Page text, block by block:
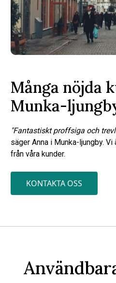
Många nöjda
Munka-
"Fantastiskt proffsiga och
säger Anna i Munka-ljungby.
från våra kunder.
KONTAKTA OSS